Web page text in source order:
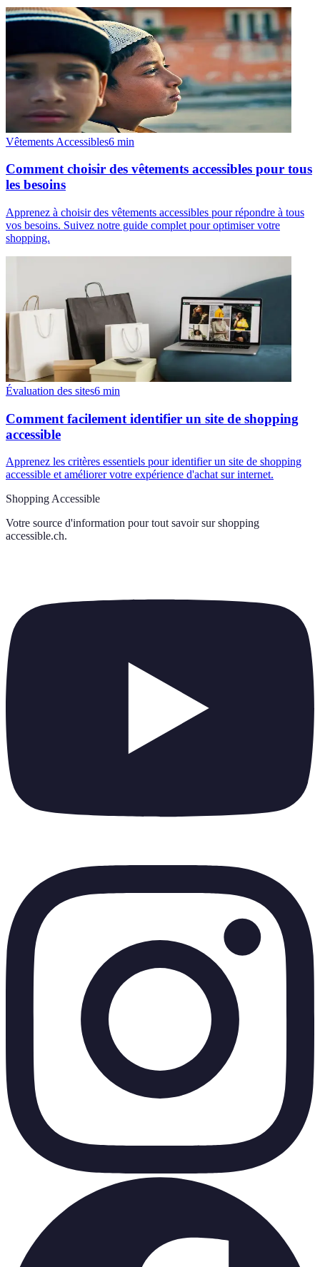
Vêtements Accessibles6 min
Comment choisir des vêtements accessibles pour tous
les besoins
Apprenez à choisir des vêtements accessibles pour répondre à tous
vos besoins. Suivez notre guide complet pour optimiser votre
shopping.
Évaluation des sites6 min
Comment facilement identifier un site de shopping
accessible
Apprenez les critères essentiels pour identifier un site de shopping
accessible et améliorer votre expérience d'achat sur internet.
Shopping Accessible
Votre source d'information pour tout savoir sur shopping
accessible.ch.